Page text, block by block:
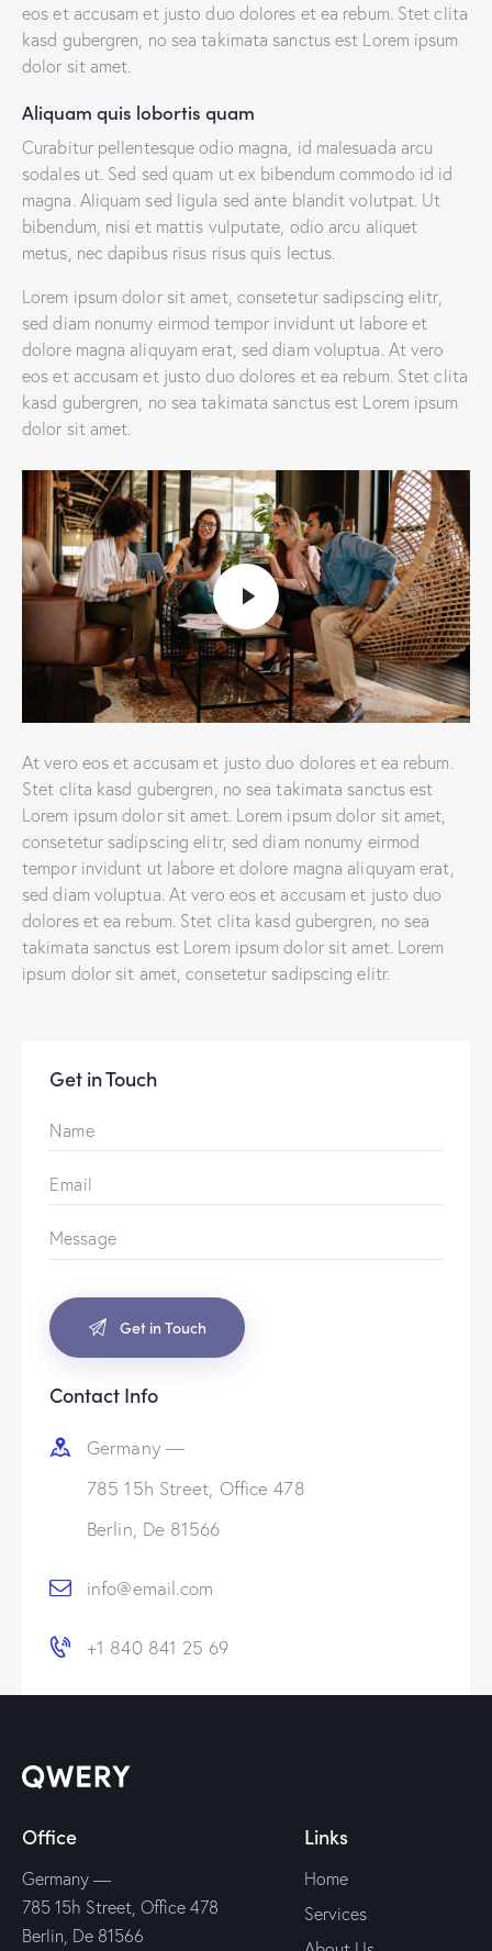
eos et accusam et justo duo dolores et ea rebum. Stet clita
kasd gubergren, no sea takimata sanctus est Lorem ipsum
dolor sit amet.
Aliquam quis lobortis quam
Curabitur pellentesque odio magna, id malesuada arcu
sodales ut. Sed sed quam ut ex bibendum commodo id id
magna. Aliquam sed ligula sed ante blandit volutpat. Ut
bibendum, nisi et mattis vulputate, odio arcu aliquet
metus, nec dapibus risus risus quis lectus.
Lorem ipsum dolor sit amet, consetetur sadipscing elitr,
sed diam nonumy eirmod tempor invidunt ut labore et
dolore magna aliquyam erat, sed diam voluptua. At vero
eos et accusam et justo duo dolores et ea rebum. Stet clita
kasd gubergren, no sea takimata sanctus est Lorem ipsum
dolor sit amet.
At vero eos et accusam et justo duo dolores et ea rebum.
Stet clita kasd gubergren, no sea takimata sanctus est
Lorem ipsum dolor sit amet. Lorem ipsum dolor sit amet,
consetetur sadipscing elitr, sed diam nonumy eirmod
tempor invidunt ut labore et dolore magna aliquyam erat,
sed diam voluptua. At vero eos et accusam et justo duo
dolores et ea rebum. Stet clita kasd gubergren, no sea
takimata sanctus est Lorem ipsum dolor sit amet. Lorem
ipsum dolor sit amet, consetetur sadipscing elitr.
Get in Touch
Contact Info
Germany —
785 15h Street, Office 478
Berlin, De 81566
info@email.com
+1 840 841 25 69
Office
Germany —
785 15h Street, Office 478
Berlin, De 81566
Links
Home
Services